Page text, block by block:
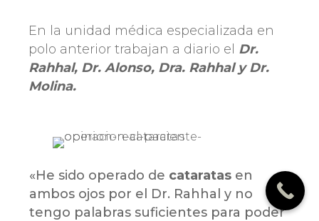
En la unidad médica especializada en
polo anterior trabajan a diario el Dr.
Rahhal, Dr. Alonso, Dra. Rahhal y Dr.
Molina.
«He sido operado de cataratasen
ambos ojos por el Dr. Rahhal y no
tengo palabras suficientes para poder